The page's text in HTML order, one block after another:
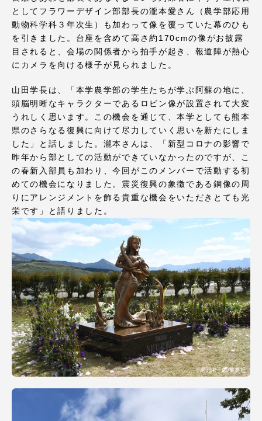
としてフラワーデザイン部部長の瀧本愛さん（農学部応用
動物科学科３年次生）も加わって像を覆っていた幕のひも
を引きました。台座を含めて高さ約170cmの像がお披露
目されると、会場の関係者から拍手が起き、報道陣が熱心
にカメラを向ける様子が見られました。
山田学長は、「本学農学部の学生たちが学ぶ阿蘇の地に、
頭脳明晰なキャラクターであるロビン像が設置されて大変
うれしく思います。この機会を通じて、本学としても熊本
県のさらなる復興に向けて尽力していく思いを新たにしま
した」と話しました。瀧本さんは、「新型コロナの影響で
昨年から部としての活動ができていなかったのですが、こ
の春新入部員も加わり、今回がこのメンバーで活動する初
めての機会になりました。震災復興の象徴である銅像の周
りにアレンジメントを飾る貴重な機会をいただきとても光
栄です」と語りました。
中文